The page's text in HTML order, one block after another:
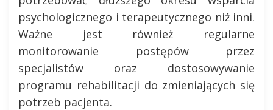
psychologicznego i terapeutycznego niż inni.
Ważne jest również regularne
monitorowanie postępów przez
specjalistów oraz dostosowywanie
programu rehabilitacji do zmieniających się
potrzeb pacjenta.